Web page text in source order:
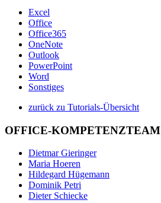
Excel
Office
Office365
OneNote
Outlook
PowerPoint
Word
Sonstiges
zurück zu Tutorials-Übersicht
OFFICE-KOMPETENZTEAM
Dietmar Gieringer
Maria Hoeren
Hildegard Hügemann
Dominik Petri
Dieter Schiecke